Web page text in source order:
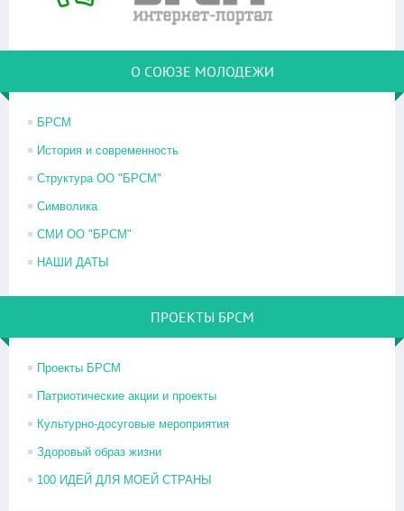
О СОЮЗЕ МОЛОДЕЖИ
БРСМ
История и современность
Структура ОО "БРСМ"
Символика
СМИ ОО "БРСМ"
НАШИ ДАТЫ
ПРОЕКТЫ БРСМ
Проекты БРСМ
Патриотические акции и проекты
Культурно-досуговые мероприятия
Здоровый образ жизни
100 ИДЕЙ ДЛЯ МОЕЙ СТРАНЫ